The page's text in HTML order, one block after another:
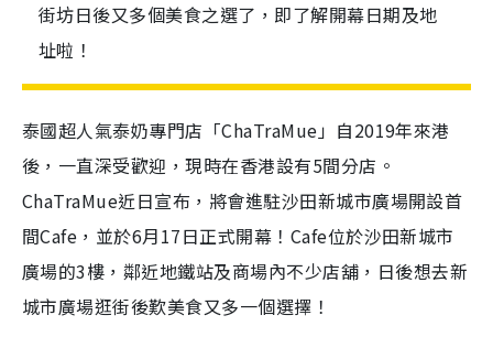
街坊日後又多個美食之選了，即了解開幕日期及地
址啦！
泰國超人氣泰奶專門店「ChaTraMue」自2019年來港
後，一直深受歡迎，現時在香港設有5間分店。
ChaTraMue近日宣布，將會進駐沙田新城市廣場開設首
間Cafe，並於6月17日正式開幕！Cafe位於沙田新城市
廣場的3樓，鄰近地鐵站及商場內不少店舖，日後想去新
城市廣場逛街後歎美食又多一個選擇！